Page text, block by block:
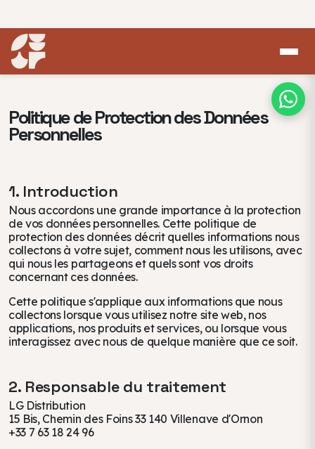
Politique de Protection des Données
Personnelles
1. Introduction
Nous accordons une grande importance à la protection
de vos données personnelles. Cette politique de
protection des données décrit quelles informations nous
collectons à votre sujet, comment nous les utilisons, avec
qui nous les partageons et quels sont vos droits
concernant ces données.
Cette politique s'applique aux informations que nous
collectons lorsque vous utilisez notre site web, nos
applications, nos produits et services, ou lorsque vous
interagissez avec nous de quelque manière que ce soit.
2. Responsable du traitement
LG Distribution
15 Bis, Chemin des Foins 33 140 Villenave d'Ornon
+33 7 63 18 24 96